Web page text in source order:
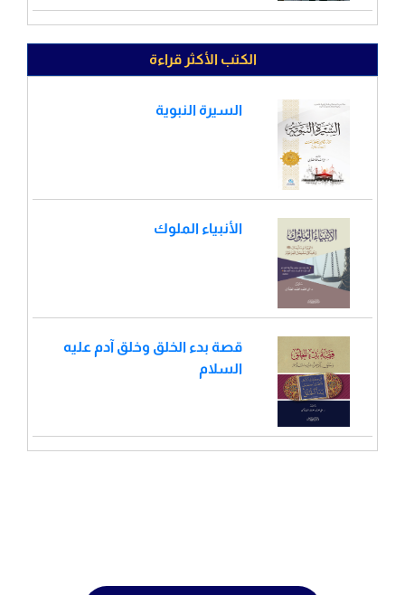
الكتب الأكثر قراءة
السيرة النبوية
الأنبياء الملوك
قصة بدء الخلق وخلق آدم عليه
السلام